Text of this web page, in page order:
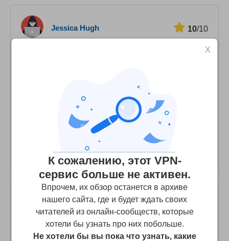
Jessica Hugh 10/10
we rely on MacSentry mainly for streaming. I've only had
experience with 2 other VPN Services, which were a bit
slower and were quickly blocked from the sites we use.
For almost 2 years we've been using MacSentry, and we
haven’t encountered a single problem. It’s extremely fast,
works on all of our devices, and is well-priced!
Excellent choice for OSX
X
К сожалению, этот VPN-
сервис больше не активен.
Впрочем, их обзор останется в архиве
нашего сайта, где и будет ждать своих
читателей из онлайн-сообществ, которые
хотели бы узнать про них побольше.
Не хотели бы вы пока что узнать, какие